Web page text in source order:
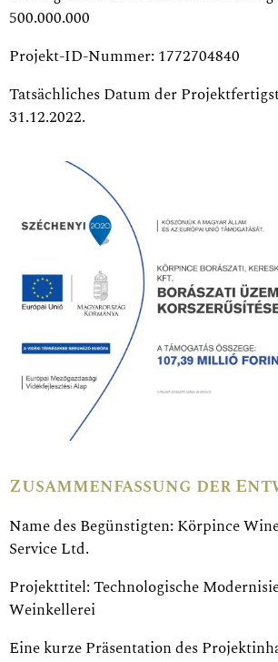
500.000.000
Projekt-ID-Nummer: 1772704840
Tatsächliches Datum der
31.12.2022.
Zusammenfassung der
Name des Begünstigten: Körpince
Service Ltd.
Projekttitel: Technologische
Weinkellerei
Eine kurze Präsentation des